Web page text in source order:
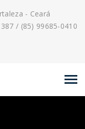
- Ceará
/ (85) 99685-0410